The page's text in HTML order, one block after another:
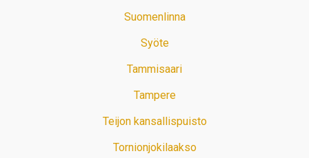
Suomenlinna
Syöte
Tammisaari
Tampere
Teijon kansallispuisto
Tornionjokilaakso